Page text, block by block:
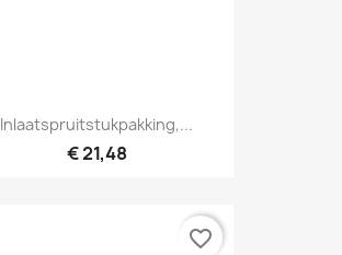
Inlaatspruitstukpakking,...
€ 21,48
favorite_border